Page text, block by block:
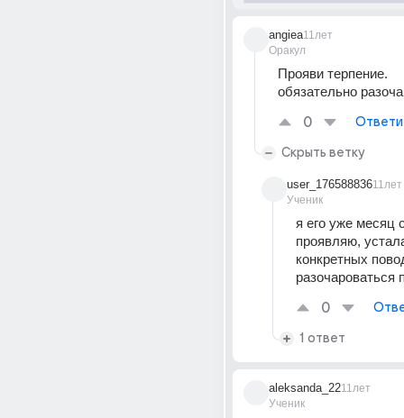
angiea
Оракул
11лет
Прояви терпение.
обязательно
0
Скрыть ветку
user_176588836
Ученик
11лет
я его уже месяц
проявляю,
конкретных
разочароваться
0
1 ответ
aleksanda_22
Ученик
11лет